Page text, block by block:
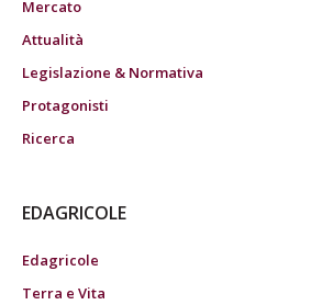
Mercato
Attualità
Legislazione & Normativa
Protagonisti
Ricerca
EDAGRICOLE
Edagricole
Terra e Vita